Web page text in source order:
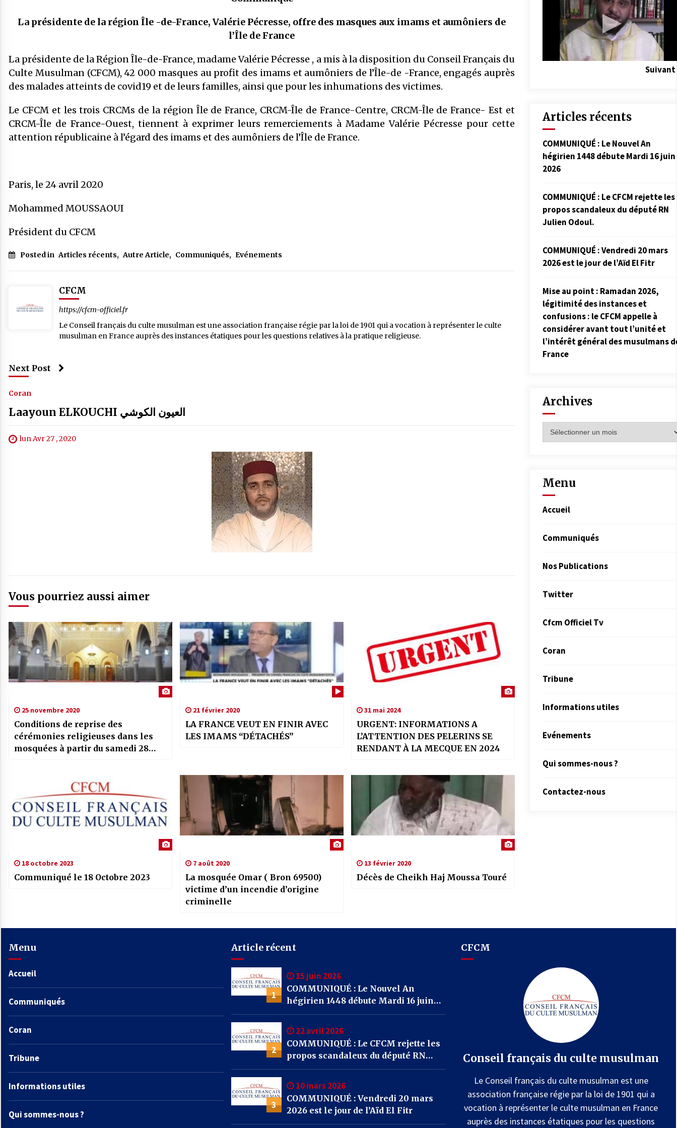
La présidente de la région Île -de-France, Valérie Pécresse, offre des masques aux imams et aumôniers de
l’Île de France
La présidente de la Région Île-de-France, madame Valérie Pécresse , a mis à la disposition du Conseil Français du
Culte Musulman (CFCM), 42 000 masques au profit des imams et aumôniers de l’Île-de -France, engagés auprès
des malades atteints de covid19 et de leurs familles, ainsi que pour les inhumations des victimes.
Le CFCM et les trois CRCMs de la région Île de France, CRCM-Île de France-Centre, CRCM-Île de France- Est et
CRCM-Île de France-Ouest, tiennent à exprimer leurs remerciements à Madame Valérie Pécresse pour cette
attention républicaine à l’égard des imams et des aumôniers de l’Île de France.
Paris, le 24 avril 2020
Mohammed MOUSSAOUI
Président du CFCM
Posted in Articles récents, Autre Article, Communiqués, Evénements
CFCM
https://cfcm-officiel.fr
Le Conseil français du culte musulman est une association française régie par la loi de 1901 qui a vocation à représenter le culte
musulman en France auprès des instances étatiques pour les questions relatives à la pratique religieuse.
Next Post
Coran
Laayoun ELKOUCHI العيون الكوشي
lun Avr 27 , 2020
Vous pourriez aussi aimer
25 novembre 2020
Conditions de reprise des
cérémonies religieuses dans les
mosquées à partir du samedi 28
21 février 2020
LA FRANCE VEUT EN FINIR AVEC
LES IMAMS “DÉTACHÉS”
31 mai 2024
URGENT: INFORMATIONS A
L’ATTENTION DES PELERINS SE
RENDANT À LA MECQUE EN 2024
18 octobre 2023
Communiqué le 18 Octobre 2023
7 août 2020
La mosquée Omar ( Bron 69500)
victime d’un incendie d’origine
criminelle
13 février 2020
Décès de Cheikh Haj Moussa Touré
Suivant
Articles récents
COMMUNIQUÉ : Le Nouvel An
hégirien 1448 débute Mardi 16 juin
2026
COMMUNIQUÉ : Le CFCM rejette les
propos scandaleux du député RN
Julien Odoul.
COMMUNIQUÉ : Vendredi 20 mars
2026 est le jour de l’Aïd El Fitr
Mise au point : Ramadan 2026,
légitimité des instances et
confusions : le CFCM appelle à
considérer avant tout l’unité et
l’intérêt général des musulmans
France
Archives
Menu
Accueil
Communiqués
Nos Publications
Twitter
Cfcm Officiel Tv
Coran
Tribune
Informations utiles
Evénements
Qui sommes-nous ?
Contactez-nous
Menu
Accueil
Communiqués
Coran
Tribune
Informations utiles
Qui sommes-nous ?
Article récent
1
15 juin 2026
COMMUNIQUÉ : Le Nouvel An
hégirien 1448 débute Mardi 16 juin
2026
2
22 avril 2026
COMMUNIQUÉ : Le CFCM rejette les
propos scandaleux du député RN
Julien Odoul.
3
10 mars 2026
COMMUNIQUÉ : Vendredi 20 mars
2026 est le jour de l’Aïd El Fitr
CFCM
Conseil français du culte musulman
Le Conseil français du culte musulman est une
association française régie par la loi de 1901 qui a
vocation à représenter le culte musulman en France
auprès des instances étatiques pour les questions